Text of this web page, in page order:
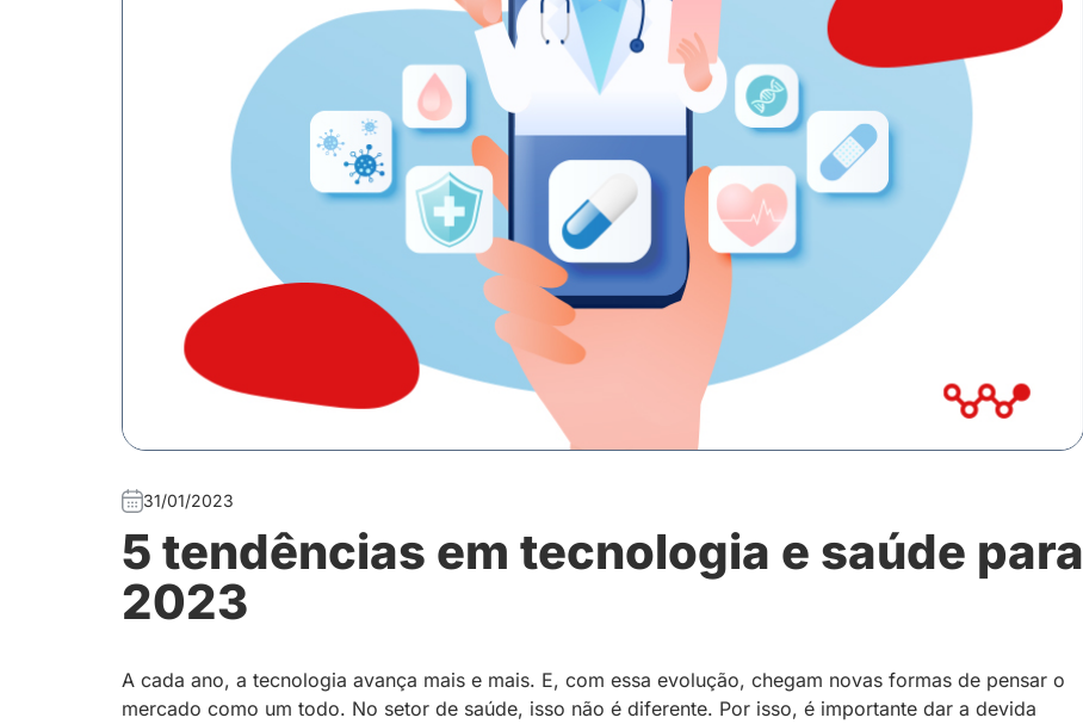
31/01/2023
5 tendências em tecnologia e saúde para
2023
A cada ano, a tecnologia avança mais e mais. E, com essa evolução, chegam novas formas de pensar o
mercado como um todo. No setor de saúde, isso não é diferente. Por isso, é importante dar a devida